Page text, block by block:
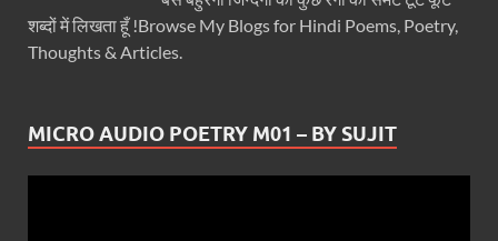
शब्दों में लिखता हूँ !Browse My Blogs for Hindi Poems, Poetry,
Thoughts & Articles.
MICRO AUDIO POETRY M01 – BY SUJIT